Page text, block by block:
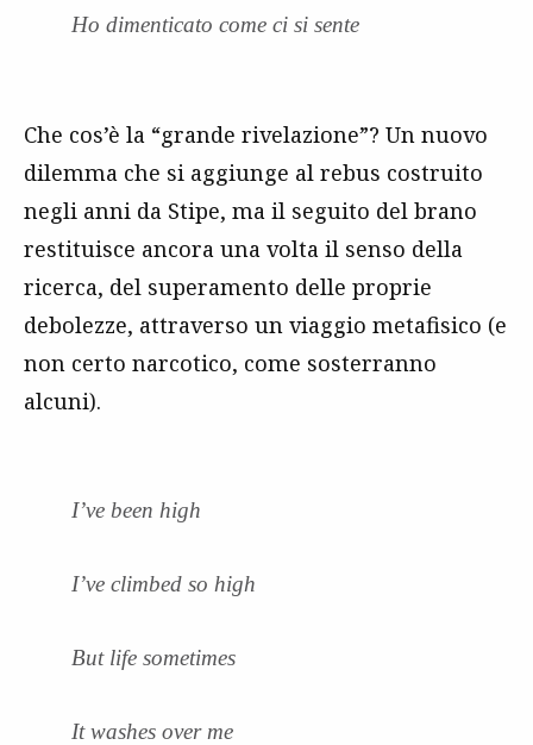
Ho dimenticato come ci si sente
Che cos’è la “grande rivelazione”? Un nuovo
dilemma che si aggiunge al rebus costruito
negli anni da Stipe, ma il seguito del brano
restituisce ancora una volta il senso della
ricerca, del superamento delle proprie
debolezze, attraverso un viaggio metafisico (e
non certo narcotico, come sosterranno
alcuni).
I’ve been high
I’ve climbed so high
But life sometimes
It washes over me